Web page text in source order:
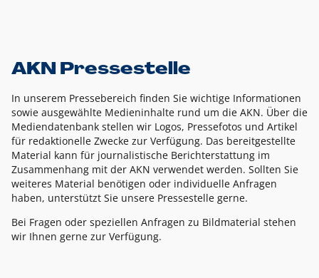
AKN Pressestelle
In unserem Pressebereich finden Sie wichtige Informationen
sowie ausgewählte Medieninhalte rund um die AKN. Über die
Mediendatenbank stellen wir Logos, Pressefotos und Artikel
für redaktionelle Zwecke zur Verfügung. Das bereitgestellte
Material kann für journalistische Berichterstattung im
Zusammenhang mit der AKN verwendet werden. Sollten Sie
weiteres Material benötigen oder individuelle Anfragen
haben, unterstützt Sie unsere Pressestelle gerne.
Bei Fragen oder speziellen Anfragen zu Bildmaterial stehen
wir Ihnen gerne zur Verfügung.